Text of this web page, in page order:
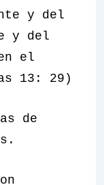
y del
y del
el
13: 29)
de